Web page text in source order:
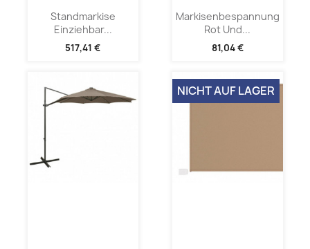
Standmarkise
Einziehbar...
517,41 €
Markisenbespannung
Rot Und...
81,04 €
NICHT AUF LAGER